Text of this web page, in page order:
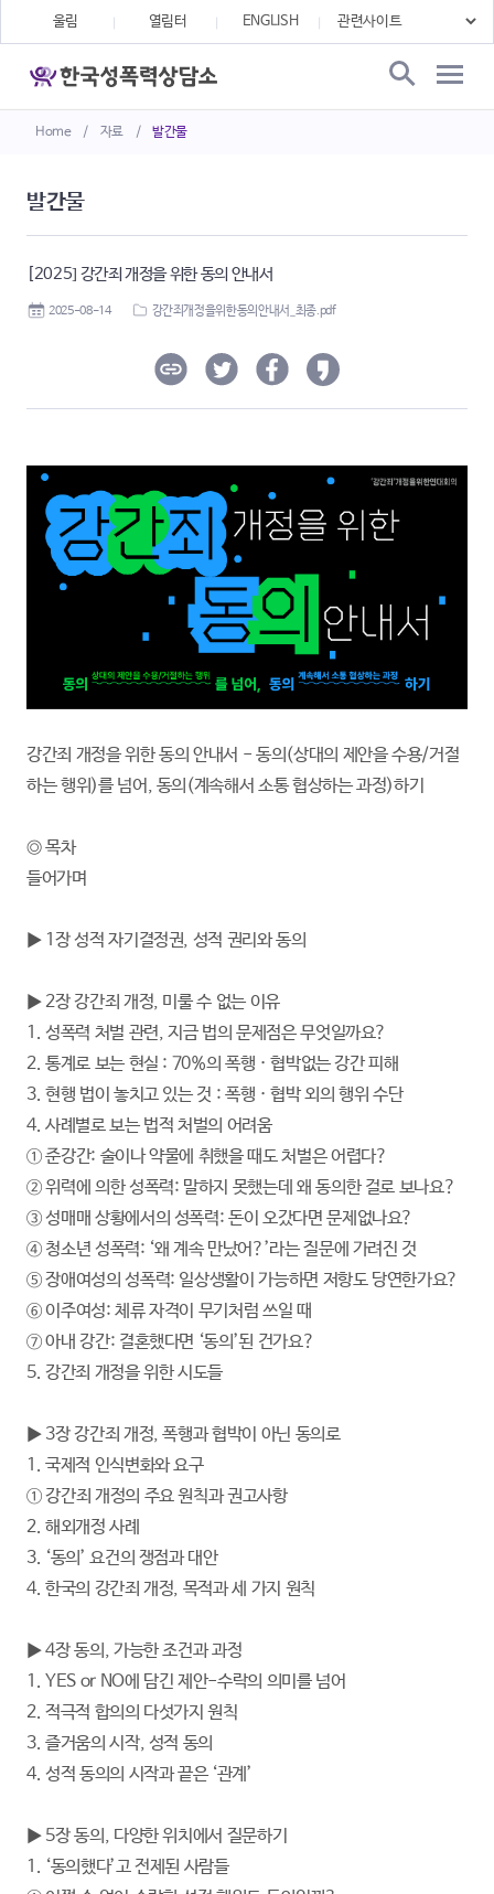
Home / 자료 / 발간물
울림 열림터 ENGLISH
발간물
[2025] 강간죄 개정을 위한 동의 안내서
2025-08-14 강간죄개정을위한동의안내서_최종.pdf
강간죄 개정을 위한 동의 안내서 - 동의(상대의 제안을 수용/거절
하는 행위)를 넘어, 동의(계속해서 소통 협상하는 과정)하기
◎ 목차
들어가며
▶ 1장 성적 자기결정권, 성적 권리와 동의
▶ 2장 강간죄 개정, 미룰 수 없는 이유
1. 성폭력 처벌 관련, 지금 법의 문제점은 무엇일까요?
2. 통계로 보는 현실 : 70%의 폭행 · 협박없는 강간 피해
3. 현행 법이 놓치고 있는 것 : 폭행 · 협박 외의 행위 수단
4. 사례별로 보는 법적 처벌의 어려움
① 준강간: 술이나 약물에 취했을 때도 처벌은 어렵다?
② 위력에 의한 성폭력: 말하지 못했는데 왜 동의한 걸로 보나요?
③ 성매매 상황에서의 성폭력: 돈이 오갔다면 문제없나요?
④ 청소년 성폭력: ‘왜 계속 만났어?’라는 질문에 가려진 것
⑤ 장애여성의 성폭력: 일상생활이 가능하면 저항도 당연한가요?
⑥ 이주여성: 체류 자격이 무기처럼 쓰일 때
⑦ 아내 강간: 결혼했다면 ‘동의’된 건가요?
5. 강간죄 개정을 위한 시도들
▶ 3장 강간죄 개정, 폭행과 협박이 아닌 동의로
1. 국제적 인식변화와 요구
① 강간죄 개정의 주요 원칙과 권고사항
2. 해외개정 사례
3. ‘동의’ 요건의 쟁점과 대안
4. 한국의 강간죄 개정, 목적과 세 가지 원칙
▶ 4장 동의, 가능한 조건과 과정
1. YES or NO에 담긴 제안-수락의 의미를 넘어
2. 적극적 합의의 다섯가지 원칙
3. 즐거움의 시작, 성적 동의
4. 성적 동의의 시작과 끝은 ‘관계’
▶ 5장 동의, 다양한 위치에서 질문하기
1. ‘동의했다’고 전제된 사람들